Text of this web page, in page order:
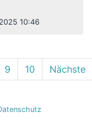
10:46
9 10 Nächste